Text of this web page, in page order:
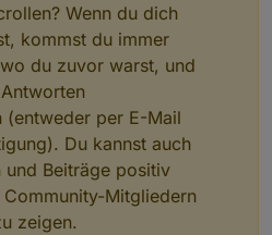
Wenn du dich
kommst du immer
du zuvor warst, und
(entweder per E-Mail
Du kannst auch
und Beiträge positiv
Mitgliedern
zeigen.